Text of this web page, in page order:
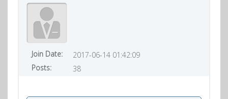
Join Date:
2017-06-14 01:42:09
Posts:
38